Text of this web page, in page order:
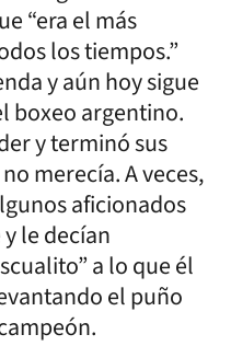
“era el más
los tiempos.”
y aún hoy sigue
boxeo argentino.
y terminó sus
merecía. A veces,
aficionados
le decían
a lo que él
el puño